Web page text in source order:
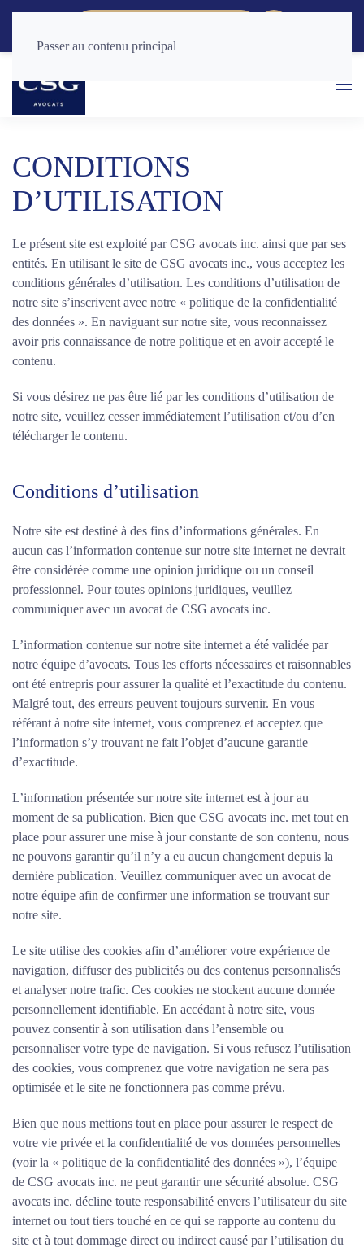
Passer au contenu principal
CONDITIONS
D’UTILISATION
Le présent site est exploité par CSG avocats inc. ainsi que par ses
entités. En utilisant le site de CSG avocats inc., vous acceptez les
conditions générales d’utilisation. Les conditions d’utilisation de
notre site s’inscrivent avec notre « politique de la confidentialité
des données ». En naviguant sur notre site, vous reconnaissez
avoir pris connaissance de notre politique et en avoir accepté le
contenu.
Si vous désirez ne pas être lié par les conditions d’utilisation de
notre site, veuillez cesser immédiatement l’utilisation et/ou d’en
télécharger le contenu.
Conditions d’utilisation
Notre site est destiné à des fins d’informations générales. En
aucun cas l’information contenue sur notre site internet ne devrait
être considérée comme une opinion juridique ou un conseil
professionnel. Pour toutes opinions juridiques, veuillez
communiquer avec un avocat de CSG avocats inc.
L’information contenue sur notre site internet a été validée par
notre équipe d’avocats. Tous les efforts nécessaires et raisonnables
ont été entrepris pour assurer la qualité et l’exactitude du contenu.
Malgré tout, des erreurs peuvent toujours survenir. En vous
référant à notre site internet, vous comprenez et acceptez que
l’information s’y trouvant ne fait l’objet d’aucune garantie
d’exactitude.
L’information présentée sur notre site internet est à jour au
moment de sa publication. Bien que CSG avocats inc. met tout en
place pour assurer une mise à jour constante de son contenu, nous
ne pouvons garantir qu’il n’y a eu aucun changement depuis la
dernière publication. Veuillez communiquer avec un avocat de
notre équipe afin de confirmer une information se trouvant sur
notre site.
Le site utilise des cookies afin d’améliorer votre expérience de
navigation, diffuser des publicités ou des contenus personnalisés
et analyser notre trafic. Ces cookies ne stockent aucune donnée
personnellement identifiable. En accédant à notre site, vous
pouvez consentir à son utilisation dans l’ensemble ou
personnaliser votre type de navigation. Si vous refusez l’utilisation
des cookies, vous comprenez que votre navigation ne sera pas
optimisée et le site ne fonctionnera pas comme prévu.
Bien que nous mettions tout en place pour assurer le respect de
votre vie privée et la confidentialité de vos données personnelles
(voir la « politique de la confidentialité des données »), l’équipe
de CSG avocats inc. ne peut garantir une sécurité absolue. CSG
avocats inc. décline toute responsabilité envers l’utilisateur du site
internet ou tout tiers touché en ce qui se rapporte au contenu du
site et à tout dommage direct ou indirect causé par l’utilisation du